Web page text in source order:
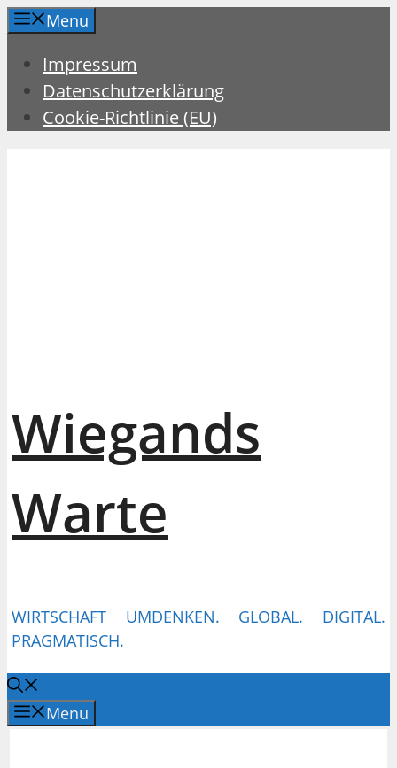
Zum
springen
Menu
Impressum
Datenschutzerklärung
Cookie-Richtlinie (EU)
Wiegands
Warte
WIRTSCHAFT UMDENKEN. GLOBAL. DIGITAL.
PRAGMATISCH.
Menu